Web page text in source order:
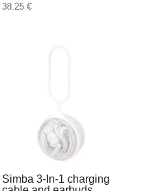
38.25€
Simba 3-In-1 charging